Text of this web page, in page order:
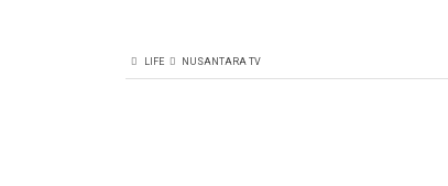
LIFE NUSANTARA TV